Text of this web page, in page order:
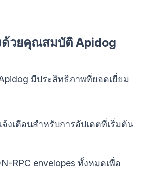
วยคุณสมบัติ Apidog
มีประสิทธิภาพที่ยอดเยี่ยม
งเตือนสำหรับการอัปเดตที่เริ่มต้น
RPC envelopes ทั้งหมดเพื่อ